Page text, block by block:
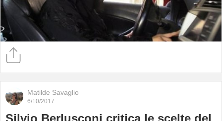
Matilde Savaglio
6/10/2017
Silvio Berlusconi critica le scelte del